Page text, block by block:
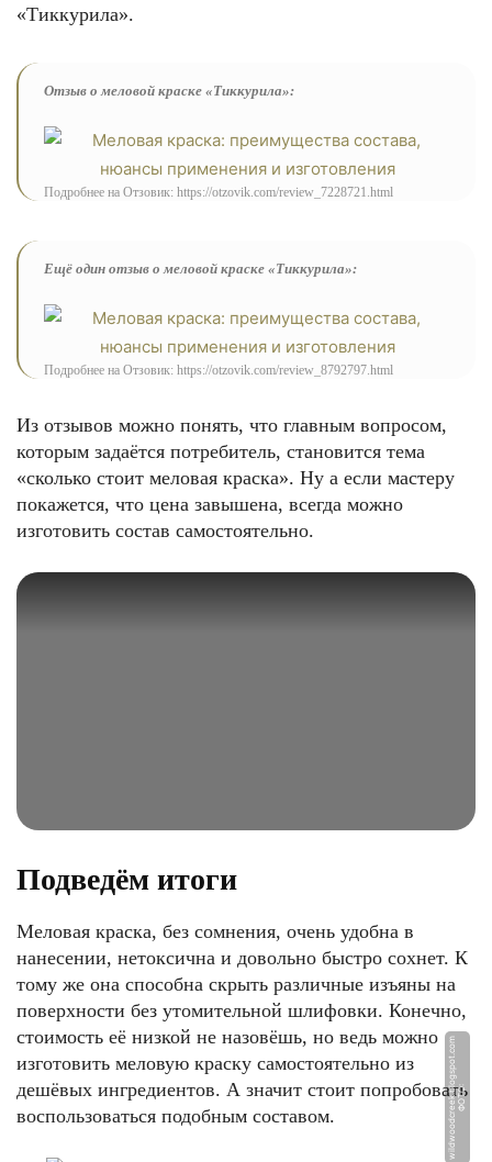
«Тиккурила».
Отзыв о меловой краске «Тиккурила»:
Подробнее на Отзовик: https://otzovik.com/review_7228721.html
Ещё один отзыв о меловой краске «Тиккурила»:
Подробнее на Отзовик: https://otzovik.com/review_8792797.html
Из отзывов можно понять, что главным вопросом,
которым задаётся потребитель, становится тема
«сколько стоит меловая краска». Ну а если мастеру
покажется, что цена завышена, всегда можно
изготовить состав самостоятельно.
Подведём итоги
Меловая краска, без сомнения, очень удобна в
нанесении, нетоксична и довольно быстро сохнет. К
тому же она способна скрыть различные изъяны на
поверхности без утомительной шлифовки. Конечно,
стоимость её низкой не назовёшь, но ведь можно
изготовить меловую краску самостоятельно из
дешёвых ингредиентов. А значит стоит попробовать
воспользоваться подобным составом.
Ф
О
Т
О:
wil
d
w
o
o
d
c
r
e
e
k.
bl
o
g
s
p
o
t.
c
o
m